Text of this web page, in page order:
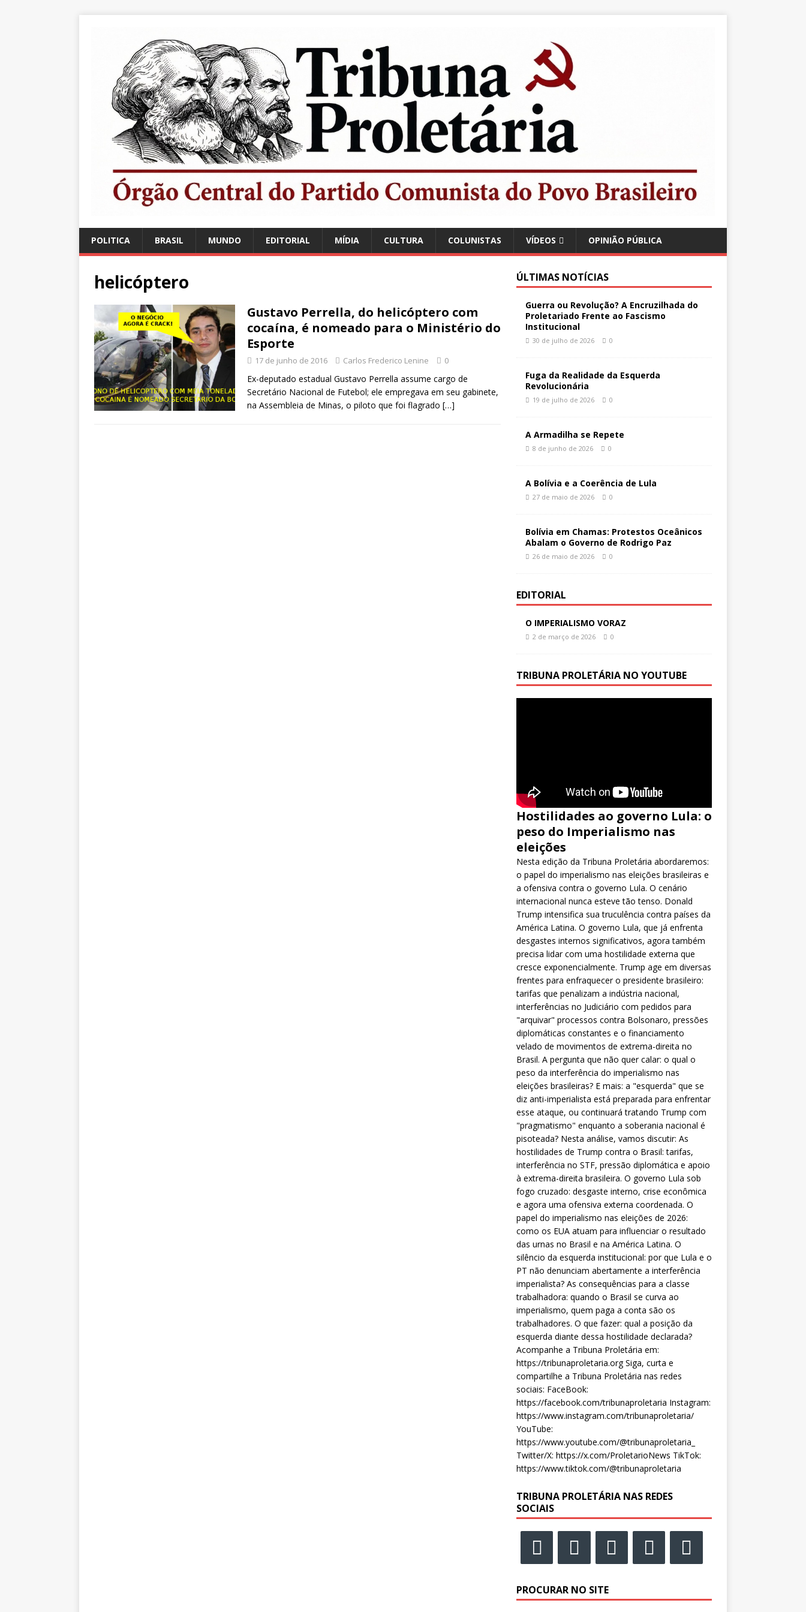
POLITICA BRASIL MUNDO EDITORIAL MÍDIA CULTURA COLUNISTAS VÍDEOS OPINIÃO PÚBLICA
helicóptero
Gustavo Perrella, do helicóptero com
cocaína, é nomeado para o Ministério do
Esporte
17 de junho de 2016 Carlos Frederico Lenine 0
Ex-deputado estadual Gustavo Perrella assume cargo de
Secretário Nacional de Futebol; ele empregava em seu gabinete,
na Assembleia de Minas, o piloto que foi flagrado […]
ÚLTIMAS NOTÍCIAS
Guerra ou Revolução? A Encruzilhada do
Proletariado Frente ao Fascismo
Institucional
30 de julho de 2026 0
Fuga da Realidade da Esquerda
Revolucionária
19 de julho de 2026 0
A Armadilha se Repete
8 de junho de 2026 0
A Bolívia e a Coerência de Lula
27 de maio de 2026 0
Bolívia em Chamas: Protestos Oceânicos
Abalam o Governo de Rodrigo Paz
26 de maio de 2026 0
EDITORIAL
O IMPERIALISMO VORAZ
2 de março de 2026 0
TRIBUNA PROLETÁRIA NO YOUTUBE
Hostilidades ao governo Lula: o
peso do Imperialismo nas
eleições
Nesta edição da Tribuna Proletária abordaremos:
o papel do imperialismo nas eleições brasileiras e
a ofensiva contra o governo Lula. O cenário
internacional nunca esteve tão tenso. Donald
Trump intensifica sua truculência contra países da
América Latina. O governo Lula, que já enfrenta
desgastes internos significativos, agora também
precisa lidar com uma hostilidade externa que
cresce exponencialmente. Trump age em diversas
frentes para enfraquecer o presidente brasileiro:
tarifas que penalizam a indústria nacional,
interferências no Judiciário com pedidos para
"arquivar" processos contra Bolsonaro, pressões
diplomáticas constantes e o financiamento
velado de movimentos de extrema-direita no
Brasil. A pergunta que não quer calar: o qual o
peso da interferência do imperialismo nas
eleições brasileiras? E mais: a "esquerda" que se
diz anti-imperialista está preparada para enfrentar
esse ataque, ou continuará tratando Trump com
"pragmatismo" enquanto a soberania nacional é
pisoteada? Nesta análise, vamos discutir: As
hostilidades de Trump contra o Brasil: tarifas,
interferência no STF, pressão diplomática e apoio
à extrema-direita brasileira. O governo Lula sob
fogo cruzado: desgaste interno, crise econômica
e agora uma ofensiva externa coordenada. O
papel do imperialismo nas eleições de 2026:
como os EUA atuam para influenciar o resultado
das urnas no Brasil e na América Latina. O
silêncio da esquerda institucional: por que Lula e o
PT não denunciam abertamente a interferência
imperialista? As consequências para a classe
trabalhadora: quando o Brasil se curva ao
imperialismo, quem paga a conta são os
trabalhadores. O que fazer: qual a posição da
esquerda diante dessa hostilidade declarada?
Acompanhe a Tribuna Proletária em:
https://tribunaproletaria.org Siga, curta e
compartilhe a Tribuna Proletária nas redes
sociais: FaceBook:
https://facebook.com/tribunaproletaria Instagram:
https://www.instagram.com/tribunaproletaria/
YouTube:
https://www.youtube.com/@tribunaproletaria_
Twitter/X: https://x.com/ProletarioNews TikTok:
https://www.tiktok.com/@tribunaproletaria
TRIBUNA PROLETÁRIA NAS REDES
SOCIAIS
PROCURAR NO SITE